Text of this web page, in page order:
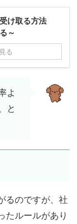
け取る方法
～
る
よ
と
るのですが、社
たルールがあり